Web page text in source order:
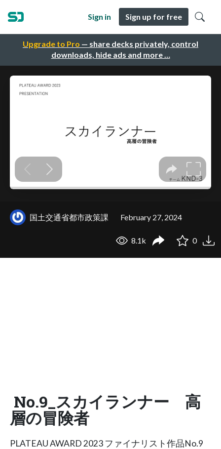
Upgrade to Pro — share decks privately, control
downloads, hide ads and more …
Sign in Sign up for free
国土交通省都市政策課 February 27, 2024
8.1k 0
No.9_スカイランナー 高
層の冒険者
PLATEAU AWARD 2023 ファイナリスト作品No.9